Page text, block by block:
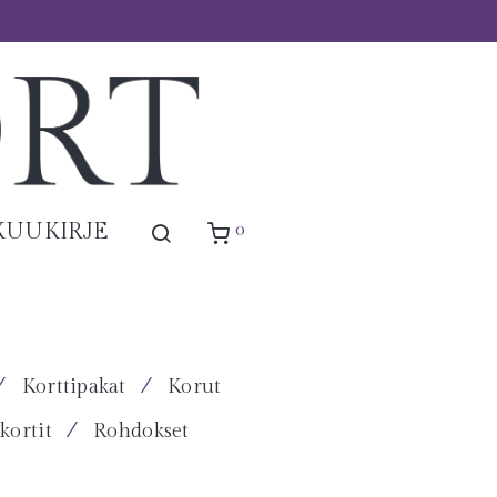
0
⁄ Korttipakat ⁄
Korut
⁄ Rohdokset